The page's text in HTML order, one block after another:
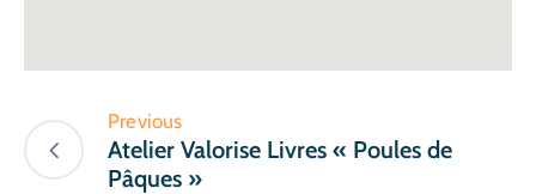
Previous
Atelier Valorise Livres « Poules de
Pâques »